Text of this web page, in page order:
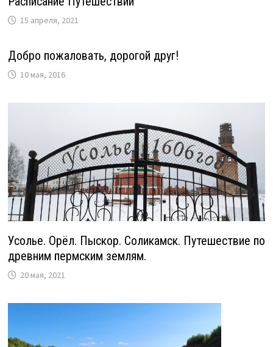
15 апреля, 2021
Добро пожаловать, дорогой друг!
10 мая, 2016
Усолье. Орёл. Пыскор. Соликамск. Путешествие по
древним пермским землям.
20 мая, 2021